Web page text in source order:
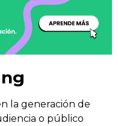
la generación de
o público